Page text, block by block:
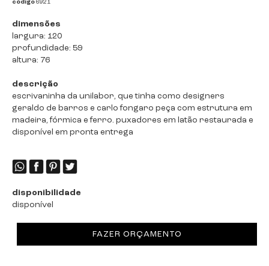
código 6921
dimensões
largura: 120
profundidade: 59
altura: 76
descrição
escrivaninha da unilabor, que tinha como designers
geraldo de barros e carlo fongaro peça com estrutura em
madeira, fórmica e ferro. puxadores em latão restaurada e
disponível em pronta entrega
disponibilidade
disponível
FAZER ORÇAMENTO